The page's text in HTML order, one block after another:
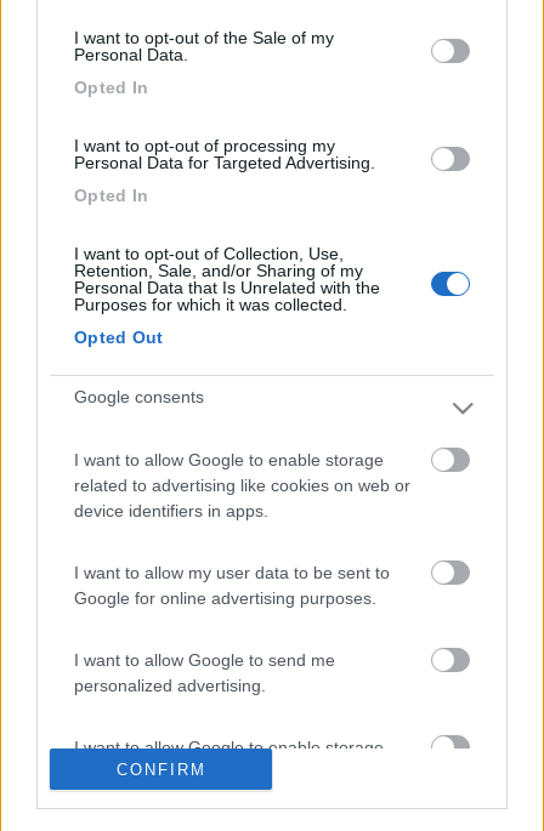
I want to opt-out of the Sale of my
Personal Data.
Opted In
I want to opt-out of processing my
Personal Data for Targeted Advertising.
Opted In
I want to opt-out of Collection, Use,
Retention, Sale, and/or Sharing of my
Personal Data that Is Unrelated with the
Purposes for which it was collected.
Opted Out
Google consents
I want to allow Google to enable storage
related to advertising like cookies on web or
device identifiers in apps.
I want to allow my user data to be sent to
Google for online advertising purposes.
I want to allow Google to send me
personalized advertising.
I want to allow Google to enable storage
related to analytics like cookies on web or
CONFIRM
come se tu avessi due serbatoi d'acqua comunicanti, se a
quello sottostante togli il tappo, usi l'acqua e quello sopra
rifornisce quello che si stà svuotando creando una corrente all'
viene segnalata. Emanuele[;)]
HotMistral
1923
ciao, correnti proprio nulle... è fisicamente e matematicamente
poco probabile. Più probabile che lo strumento non rilevi
correnti al di sotto di certi valori (es. 0,4-0,5A), specie se di
scarsa qualità. Vero, che batterie piene non richiedono correnti
c[8D]iao
mimmoforlizzi
438
Inserito il02/04/2008 alle:20:22:47